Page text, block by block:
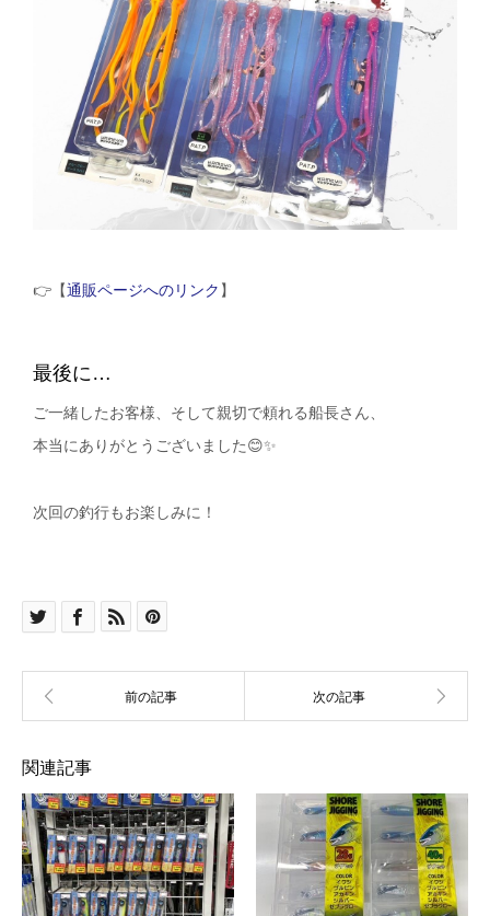
👉【通販ページへのリンク 】
最後に…
ご一緒したお客様、そして親切で頼れる船長さん、
本当にありがとうございました😊✨
次回の釣行もお楽しみに！
関連記事